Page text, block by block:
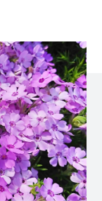
年末年始